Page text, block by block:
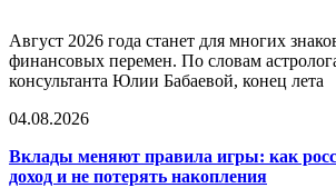
Август 2026 года станет для многих
финансовых перемен. По словам
консультанта Юлии Бабаевой, конец лета
04.08.2026
Вклады меняют правила игры: как
доход и не потерять накопления